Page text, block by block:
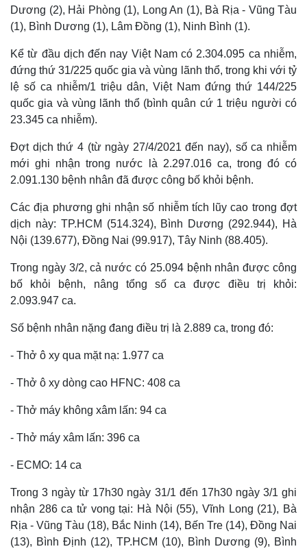
Thế giới
Quan sát
Cuộc sống đó đây
Hồ sơ
Multimedia
Video
Ảnh
E-Magazine
Infographic
Dương (2), Hải Phòng (1), Long An (1), Bà Rịa - Vũng Tàu
(1), Bình Dương (1), Lâm Đồng (1), Ninh Bình (1).
Kể từ đầu dịch đến nay Việt Nam có 2.304.095 ca nhiễm,
đứng thứ 31/225 quốc gia và vùng lãnh thổ, trong khi với tỷ
lệ số ca nhiễm/1 triệu dân, Việt Nam đứng thứ 144/225
quốc gia và vùng lãnh thổ (bình quân cứ 1 triệu người có
23.345 ca nhiễm).
Đợt dịch thứ 4 (từ ngày 27/4/2021 đến nay), số ca nhiễm
mới ghi nhận trong nước là 2.297.016 ca, trong đó có
2.091.130 bệnh nhân đã được công bố khỏi bệnh.
Các địa phương ghi nhận số nhiễm tích lũy cao trong đợt
dịch này: TP.HCM (514.324), Bình Dương (292.944), Hà
Nội (139.677), Đồng Nai (99.917), Tây Ninh (88.405).
Trong ngày 3/2, cả nước có 25.094 bệnh nhân được công
bố khỏi bệnh, nâng tổng số ca được điều trị khỏi:
2.093.947 ca.
Số bệnh nhân nặng đang điều trị là 2.889 ca, trong đó:
- Thở ô xy qua mặt nạ: 1.977 ca
- Thở ô xy dòng cao HFNC: 408 ca
- Thở máy không xâm lấn: 94 ca
- Thở máy xâm lấn: 396 ca
- ECMO: 14 ca
Trong 3 ngày từ 17h30 ngày 31/1 đến 17h30 ngày 3/1 ghi
nhận 286 ca tử vong tại: Hà Nội (55), Vĩnh Long (21), Bà
Rịa - Vũng Tàu (18), Bắc Ninh (14), Bến Tre (14), Đồng Nai
(13), Bình Định (12), TP.HCM (10), Bình Dương (9), Bình